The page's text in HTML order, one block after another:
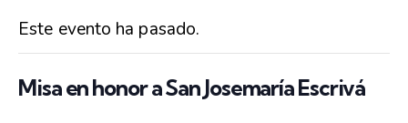
Este evento ha pasado.
Misa en honor a San Josemaría Escrivá